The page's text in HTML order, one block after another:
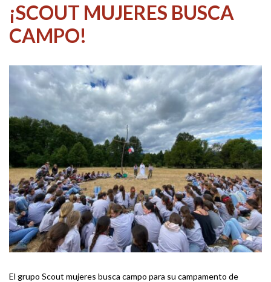
¡SCOUT MUJERES BUSCA
CAMPO!
El grupo Scout mujeres busca campo para su campamento de